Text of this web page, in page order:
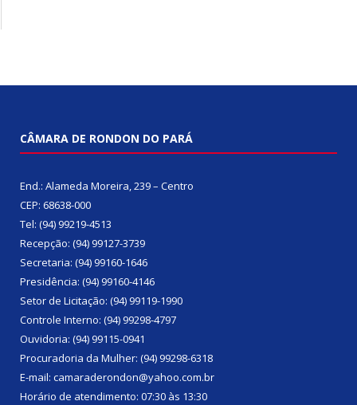
CÂMARA DE RONDON DO PARÁ
End.: Alameda Moreira, 239 – Centro
CEP: 68638-000
Tel: (94) 99219-4513
Recepção: (94) 99127-3739
Secretaria: (94) 99160-1646
Presidência: (94) 99160-4146
Setor de Licitação: (94) 99119-1990
Controle Interno: (94) 99298-4797
Ouvidoria: (94) 99115-0941
Procuradoria da Mulher: (94) 99298-6318
E-mail: camaraderondon@yahoo.com.br
Horário de atendimento: 07:30 às 13:30